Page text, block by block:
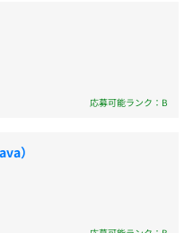
ニケーションや、社内勉
おこなっています。ま
るなど、切磋琢磨しなが
いケースが少なくあ
広げたい といっ
内で役割を広げてい
決定 当社の経営陣は
スキルが固
会がないことの停滞
トレードオフ とい
応募可能ランク：B
）